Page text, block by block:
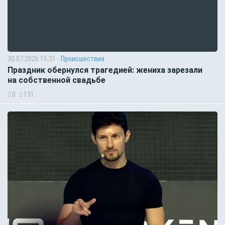
30.07.2026 15:31 Происшествия
Праздник обернулся трагедией: жениха зарезали
на собственной свадьбе
0 131